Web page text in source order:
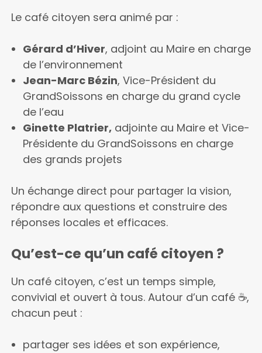
Le café citoyen sera animé par :
Gérard d’Hiver, adjoint au Maire en charge
de l’environnement
Jean-Marc Bézin, Vice-Président du
GrandSoissons en charge du grand cycle
de l’eau
Ginette Platrier, adjointe au Maire et Vice-
Présidente du GrandSoissons en charge
des grands projets
Un échange direct pour partager la vision,
répondre aux questions et construire des
réponses locales et efficaces.
Qu’est-ce qu’un café citoyen ?
Un café citoyen, c’est un temps simple,
convivial et ouvert à tous. Autour d’un café ☕️,
chacun peut :
partager ses idées et son expérience,